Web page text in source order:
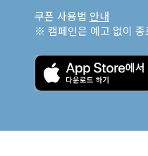
쿠폰 사용법 안내
※ 캠페인은 예고 없이 종